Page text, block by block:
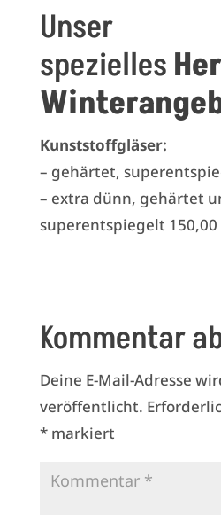
Unser
spezielles
Kunststoffgläser:
– gehärtet,
– extra dünn, gehärtet
superentspiegelt 150,00
Kommentar
Deine E-Mail-Adresse
veröffentlicht.
*markiert